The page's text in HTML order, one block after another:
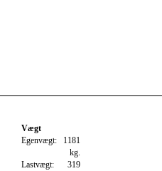
Vægt
Egenvægt: 1181
kg.
Lastvægt:
319